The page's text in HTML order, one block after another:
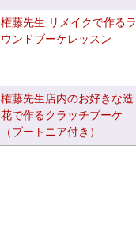
権藤先生 リメイクで作るラ
ウンドブーケレッスン
権藤先生店内のお好きな造
花で作るクラッチブーケ
（ブートニア付き）